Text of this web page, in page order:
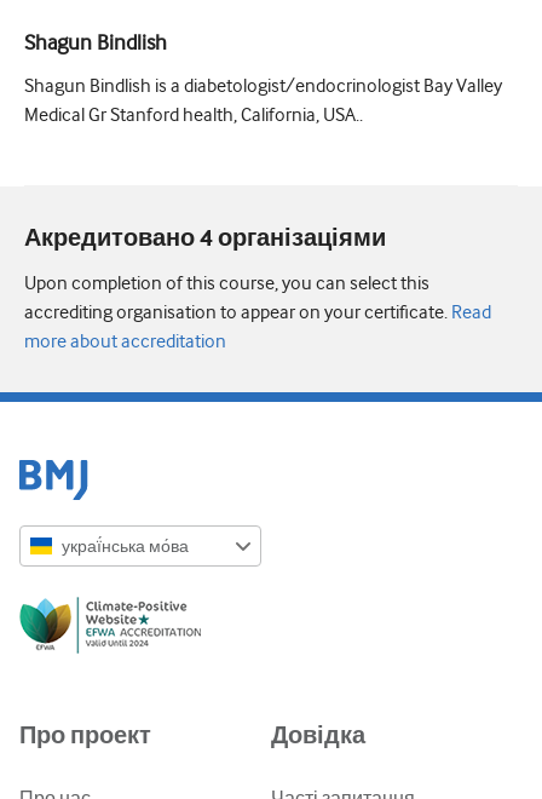
Shagun Bindlish
Shagun Bindlish is a diabetologist/endocrinologist Bay Valley
Medical Gr Stanford health, California, USA..
Акредитовано 4 організаціями
Upon completion of this course, you can select this
accrediting organisation to appear on your certificate. Read
more about accreditation
украї́нська мо́ва
Русский
ქართული
Про проект Довідка